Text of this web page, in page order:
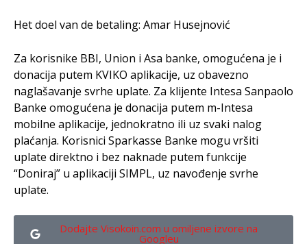
Het doel van de betaling: Amar Husejnović
Za korisnike BBI, Union i Asa banke, omogućena je i
donacija putem KVIKO aplikacije, uz obavezno
naglašavanje svrhe uplate. Za klijente Intesa Sanpaolo
Banke omogućena je donacija putem m-Intesa
mobilne aplikacije, jednokratno ili uz svaki nalog
plaćanja. Korisnici Sparkasse Banke mogu vršiti
uplate direktno i bez naknade putem funkcije
“Doniraj” u aplikaciji SIMPL, uz navođenje svrhe
uplate.
Dodajte Visokoin.com u omiljene izvore na
Googleu